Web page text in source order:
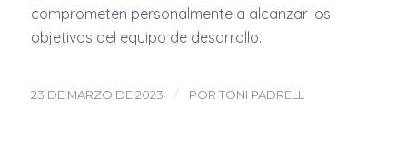
comprometen personalmente a alcanzar los
objetivos del equipo de desarrollo.
23 DE MARZO DE 2023 / POR TONI PADRELL